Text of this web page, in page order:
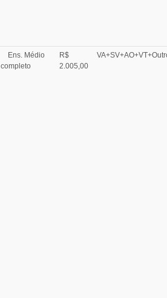
Ens. Médio
completo
R$
2.005,00